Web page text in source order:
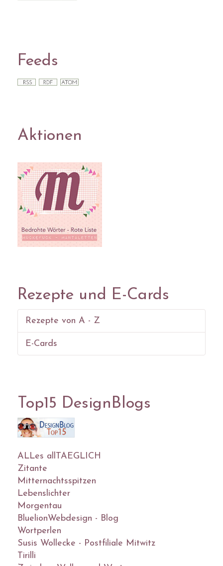
Feeds
Aktionen
Rezepte und E-Cards
Rezepte von A - Z
E-Cards
Top15 DesignBlogs
ALLes allTAEGLICH
Zitante
Mitternachtsspitzen
Lebenslichter
Morgentau
BluelionWebdesign - Blog
Wortperlen
Susis Wollecke - Postfiliale Mitwitz
Tirilli